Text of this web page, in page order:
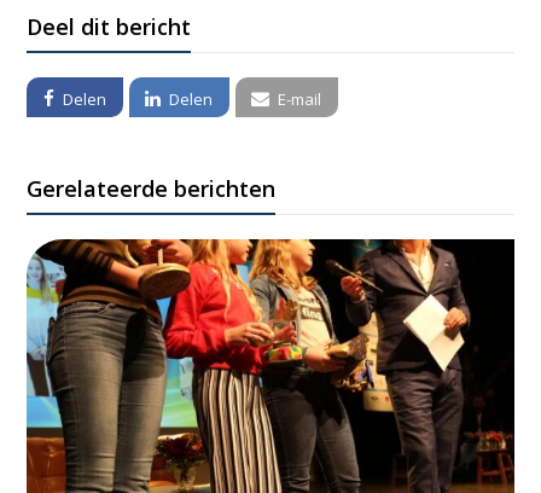
Deel dit bericht
Delen Delen E-mail
Gerelateerde berichten